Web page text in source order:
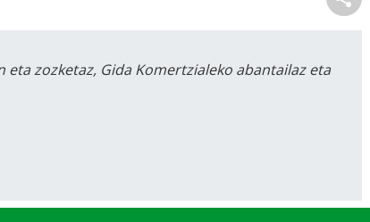
eta zozketaz, Gida Komertzialeko abantailaz eta